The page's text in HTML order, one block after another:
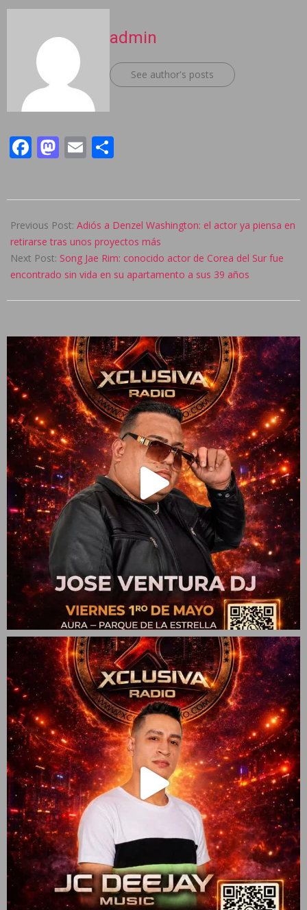
admin
See author's posts
Facebook
Mastodon
Email
11-
14
Previous Post: Adiós a Denzel Washington: el actor ya piensa en
retirarse tras unos proyectos más
Next Post: Song Jae Rim: conocido actor de Corea del Sur fue
encontrado sin vida en su apartamento a sus 39 años